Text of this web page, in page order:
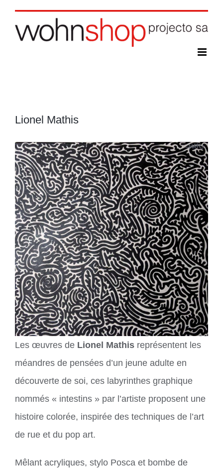
content
Lionel Mathis
Les œuvres de Lionel Mathis représentent les
méandres de pensées d’un jeune adulte en
découverte de soi, ces labyrinthes graphique
nommés « intestins » par l’artiste proposent une
histoire colorée, inspirée des techniques de l’art
de rue et du pop art.
Mêlant acryliques, stylo Posca et bombe de